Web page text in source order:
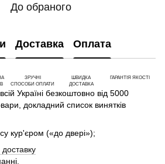
До обраного
Доставка Оплата
ЗРУЧНІ
СПОСОБИ ОПЛАТИ
ШВИДКА
ДОСТАВКА
ГАРАНТІЯ ЯКОСТІ
Україні безкоштовно від 5000
докладний список винятків
кур'єром («до двері»);